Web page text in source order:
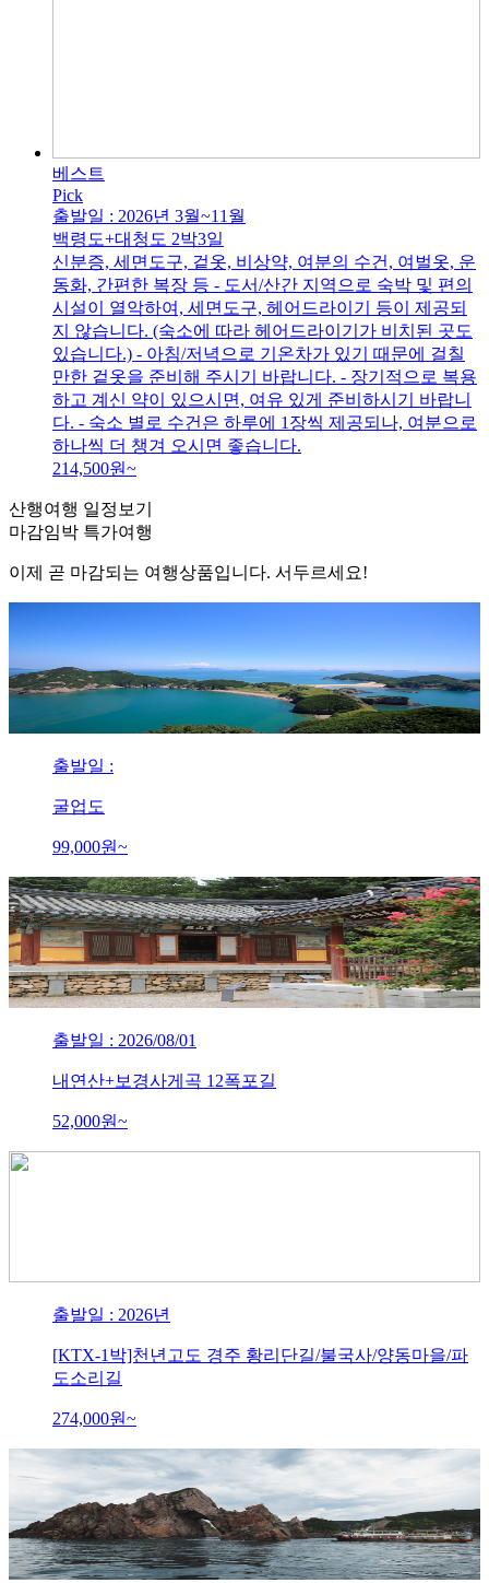
베스트
Pick
출발일 : 2026년 3월~11월
백령도+대청도 2박3일
신분증, 세면도구, 겉옷, 비상약, 여분의 수건, 여벌옷, 운
동화, 간편한 복장 등 - 도서/산간 지역으로 숙박 및 편의
시설이 열악하여, 세면도구, 헤어드라이기 등이 제공되
지 않습니다. (숙소에 따라 헤어드라이기가 비치된 곳도
있습니다.) - 아침/저녁으로 기온차가 있기 때문에 걸칠
만한 겉옷을 준비해 주시기 바랍니다. - 장기적으로 복용
하고 계신 약이 있으시면, 여유 있게 준비하시기 바랍니
다. - 숙소 별로 수건은 하루에 1장씩 제공되나, 여분으로
하나씩 더 챙겨 오시면 좋습니다.
214,500원~
산행여행 일정보기
마감임박 특가여행
이제 곧 마감되는 여행상품입니다. 서두르세요!
출발일 :
굴업도
99,000원~
출발일 : 2026/08/01
내연산+보경사게곡 12폭포길
52,000원~
출발일 : 2026년
[KTX-1박]천년고도 경주 황리단길/불국사/양동마을/파
도소리길
274,000원~